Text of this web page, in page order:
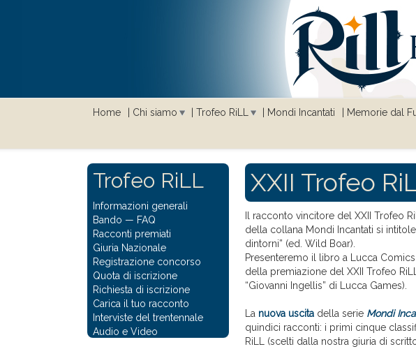
Home Chi siamo Trofeo RiLL Mondi Incantati Memorie dal
XXII Trofeo
Il racconto vincitore del XXII Trofeo
della collana Mondi Incantati si
dintorni” (ed. Wild Boar).
Presenteremo il libro a Lucca
della premiazione del XXII Trofeo
“Giovanni Ingellis” di Lucca Games).
La nuova uscita della serie Mondi
quindici racconti: i primi cinque
RiLL (scelti dalla nostra giuria di
Trofeo RiLL
Informazioni generali
Bando — FAQ
Racconti premiati
Giuria Nazionale
Registrazione concorso
Quota di iscrizione
Richiesta di iscrizione
Carica il tuo racconto
Interviste del trentennale
Audio e Video